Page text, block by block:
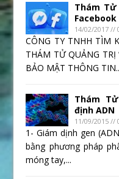
Thám
Facebook
14/02/2017 //
CÔNG TY TNHH TÌM
THÁM TỬ QUẢNG TRỊ
BẢO MẬT THÔNG
Thám
định ADN
11/09/2015 //
1- Giám dịnh gen
bằng phương pháp
móng tay,...